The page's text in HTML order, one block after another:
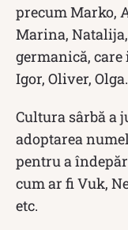
precum Marko,
Marina,
germanică,
Igor, Oliver, Olga.
Cultura sârbă a
adoptarea
pentru a
cum ar fi Vuk,
etc.